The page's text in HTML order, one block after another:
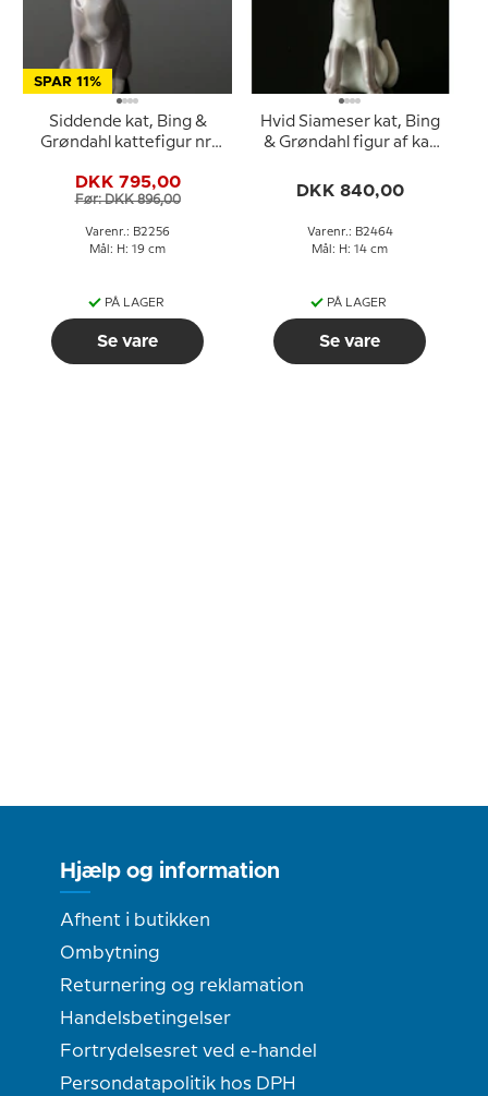
SPAR 11%
Siddende kat, Bing &
Grøndahl kattefigur nr.
DKK 795,00
Før: DKK 896,00
Varenr.: B2256
Mål: H: 19 cm
PÅ LAGER
Se vare
Hvid Siameser kat, Bing
& Grøndahl figur af kat
DKK 840,00
Varenr.: B2464
Mål: H: 14 cm
PÅ LAGER
Se vare
Hjælp og information
Afhent i butikken
Ombytning
Returnering og reklamation
Handelsbetingelser
Fortrydelsesret ved e-handel
Persondatapolitik hos DPH